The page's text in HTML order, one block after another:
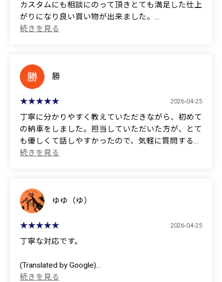
カスタムにも相談にのって頂きとても満足した仕上
がりになり良い買い物が出来ました。
大事に乗らせて頂きます。
(Translated by Google)
I purchased a Suzuki Carry.
Thank you for your advice regarding the
customization; I'm very satisfied with the finished
product. It was a great purchase.
I will take good care of it.
勝
2026-04-25
丁寧に分かりやすく教えていただきながら、初めて
の納車をしました。担当していただいた方が、とて
も優しくて話しやすかったので、気軽に質問するこ
とができてとても安心しました。本当にありがとう
(Translated by Google)
I received my first car delivery thanks to the kind and
easy-to-understand explanations I received. The
person who assisted me was very kind and easy to
talk to, so I felt very at ease asking questions. Thank
ゆゆ（ゆ）
2026-04-25
丁寧な対応です。
(Translated by Google)
The service was very polite.